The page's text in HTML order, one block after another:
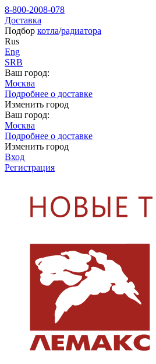
8-800-2008-078
Доставка
Подбор котла/радиатора
Rus
Eng
SRB
Ваш город:
Москва
Подробнее о доставке
Изменить город
Ваш город:
Москва
Подробнее о доставке
Изменить город
Вход
Регистрация